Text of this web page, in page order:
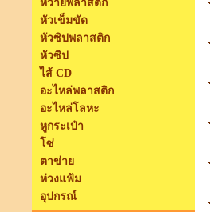
หวายพลาสติก
หัวเข็มขัด
หัวซิปพลาสติก
หัวซิป
ไส้ CD
อะไหล่พลาสติก
อะไหล่โลหะ
หูกระเป๋า
โซ่
ตาข่าย
ห่วงแฟ้ม
อุปกรณ์